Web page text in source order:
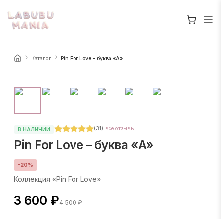
Каталог Pin For Love – буква «A»
В НАЛИЧИИ (31) все отзывы
Pin For Love – буква «A»
-20%
Коллекция «Pin For Love»
3 600 ₽4 500 ₽